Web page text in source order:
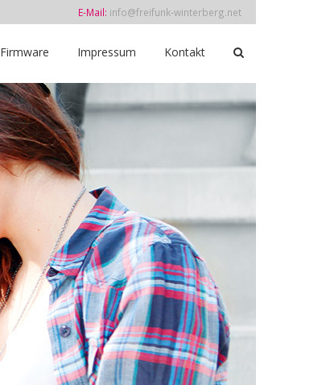
E-Mail: info@freifunk-winterberg.net
Firmware Impressum Kontakt